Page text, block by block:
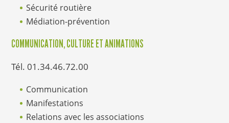
Sécurité routière
Médiation-prévention
COMMUNICATION, CULTURE ET ANIMATIONS
Tél. 01.34.46.72.00
Communication
Manifestations
Relations avec les associations